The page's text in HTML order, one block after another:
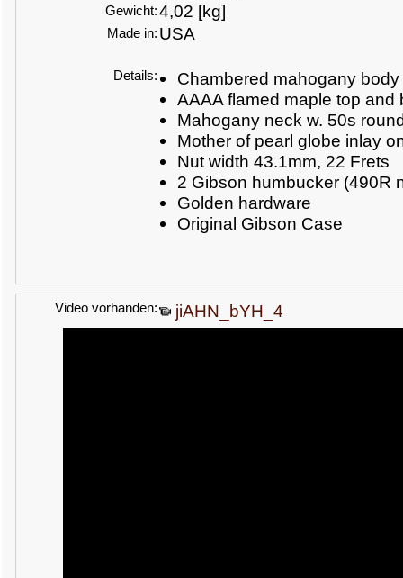
Gewicht:4,02 [kg]
Made in: USA
Details:
Chambered mahogany body
AAAA flamed maple top and
Mahogany neck w. 50s
Mother of pearl globe inlay
Nut width 43.1mm, 22 Frets
2 Gibson humbucker (490R
Golden hardware
Original Gibson Case
Video vorhanden: jiAHN_bYH_4